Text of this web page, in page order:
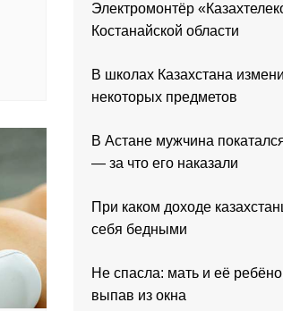
Электромонтёр
Костанайской области
В школах Казахстана
некоторых предметов
В Астане мужчина
— за что его наказали
При каком доходе
себя бедными
Не спасла: мать и её
выпав из окна